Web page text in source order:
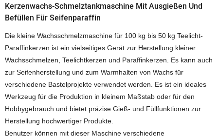
Kerzenwachs-Schmelztankmaschine Mit Ausgießen Und
Befüllen Für Seifenparaffin
Die kleine Wachsschmelzmaschine für 100 kg bis 50 kg Teelicht-
Paraffinkerzen ist ein vielseitiges Gerät zur Herstellung kleiner
Wachsschmelzen, Teelichtkerzen und Paraffinkerzen. Es kann auch
zur Seifenherstellung und zum Warmhalten von Wachs für
verschiedene Bastelprojekte verwendet werden. Es ist ein ideales
Werkzeug für die Produktion in kleinem Maßstab oder für den
Hobbygebrauch und bietet präzise Gieß- und Füllfunktionen zur
Herstellung hochwertiger Produkte.
Benutzer können mit dieser Maschine verschiedene